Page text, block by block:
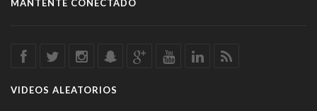
MANTENTE CONECTADO
VIDEOS ALEATORIOS